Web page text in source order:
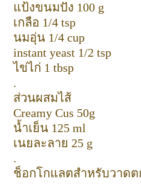
แป้งขนมปัง 100 g
เกลือ 1/4 tsp
นมอุ่น 1/4 cup
instant yeast 1/2 tsp
ไข่ไก่ 1 tbsp
.
ส่วนผสมไส้
Creamy Cus 50g
น้ำเย็น 125 ml
เนยละลาย 25 g
.
ช็อกโกแลตสำหรับวาดต